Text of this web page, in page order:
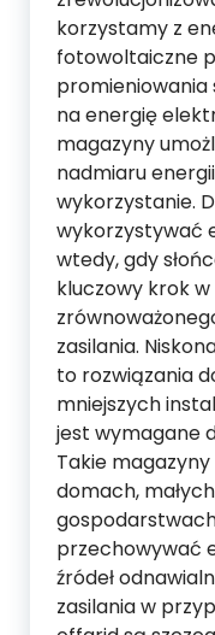
korzystamy z
fotowoltaiczne
promieniowania
na energię
magazyny
nadmiaru
wykorzystanie.
wykorzystywać
wtedy, gdy
kluczowy krok
zasilania.
to rozwiązania
mniejszych
jest wymagane
Takie
domach,
przechowywać
źródeł
zasilania w